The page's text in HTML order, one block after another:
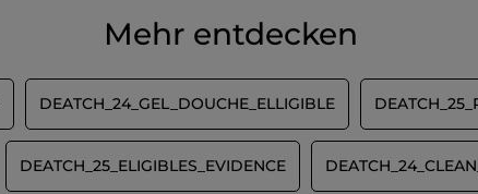
Mehr entdecken
DEATCH_24_GEL_DOUCHE_ELLIGIBLE
DEATCH_25_ELIGIBLES_EVIDENCE